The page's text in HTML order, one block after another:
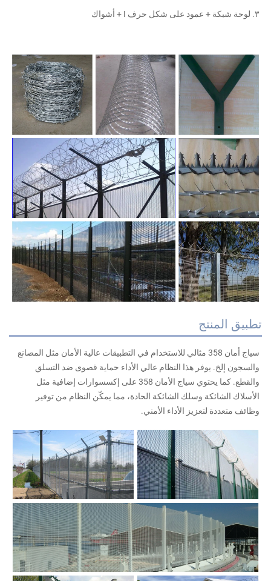
المنتج
سياج أمان 358 مثالي للاستخدام في التطبيقات عالية الأمان مثل المصانع
والسجون إلخ. يوفر هذا النظام عالي الأداء حماية قصوى ضد التسلق
والقطع. كما يحتوي سياج الأمان 358 على إكسسوارات إضافية مثل
الأسلاك الشائكة وسلك الشائكة الحادة، مما يمكّن النظام من توفير
متعددة لتعزيز الأداء الأمني.